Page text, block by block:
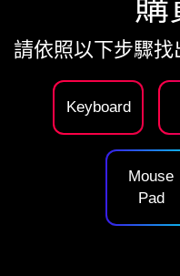
請依照以下步驟找
Keyboard
Mouse
Pad